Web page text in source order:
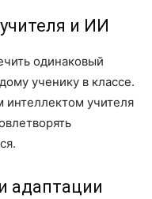
и ИИ
одинаковый
ученику в классе.
интеллектом учителя
адаптации